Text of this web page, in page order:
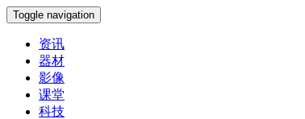
Toggle navigation
资讯
器材
影像
课堂
科技